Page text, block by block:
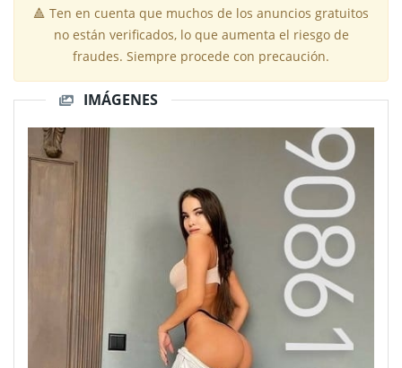
🔺 Ten en cuenta que muchos de los anuncios gratuitos
no están verificados, lo que aumenta el riesgo de
fraudes. Siempre procede con precaución.
IMÁGENES